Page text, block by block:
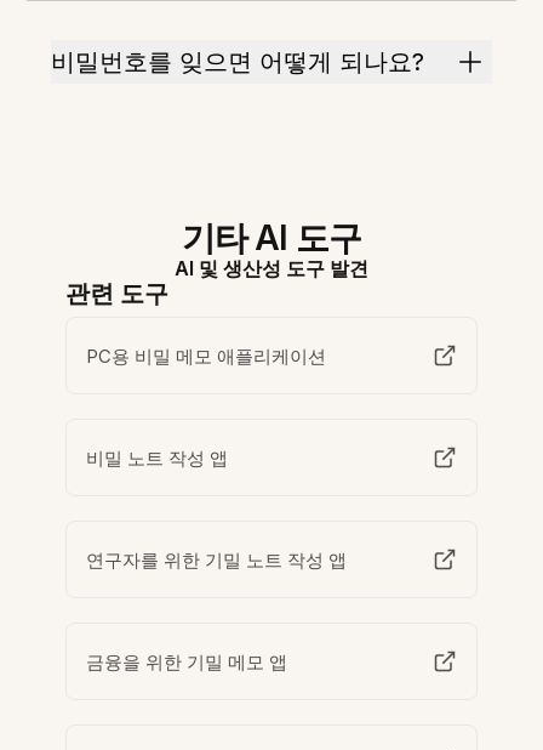
비밀번호를 잊으면 어떻게 되나요?
기타 AI 도구
AI 및 생산성 도구 발견
관련 도구
PC용 비밀 메모 애플리케이션
비밀 노트 작성 앱
연구자를 위한 기밀 노트 작성 앱
금융을 위한 기밀 메모 앱